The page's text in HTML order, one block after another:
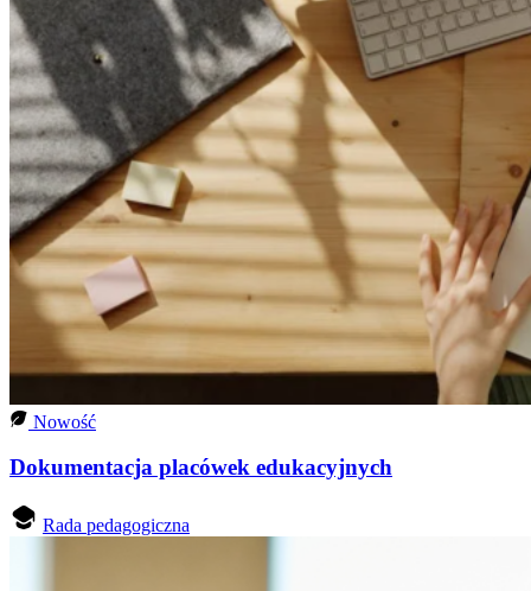
Nowość
Dokumentacja placówek edukacyjnych
Rada pedagogiczna